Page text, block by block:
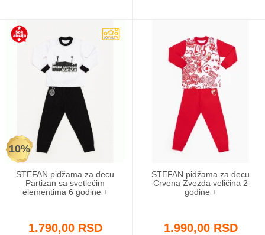
10%
STEFAN pidžama za decu
Partizan sa svetlećim
elementima 6 godine +
1.790,00 RSD
STEFAN pidžama za decu
Crvena Zvezda veličina 2
godine +
1.990,00 RSD